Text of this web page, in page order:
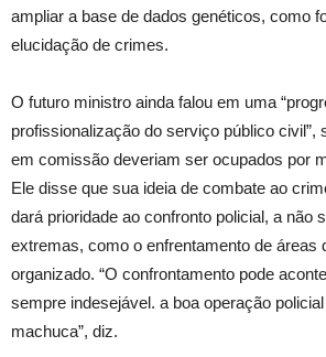
ampliar a base de dados genéticos, como
elucidação de crimes.
O futuro ministro ainda falou em uma
profissionalização do serviço público civil”,
em comissão deveriam ser ocupados por
Ele disse que sua ideia de combate ao
dará prioridade ao confronto policial, a não
extremas, como o enfrentamento de áreas
organizado. “O confrontamento pode
sempre indesejável. a boa operação
machuca”, diz.